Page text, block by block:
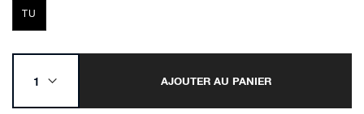
TU
AJOUTER AU PANIER